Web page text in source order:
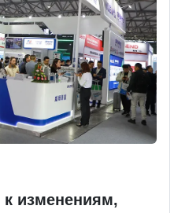
к изменениям,